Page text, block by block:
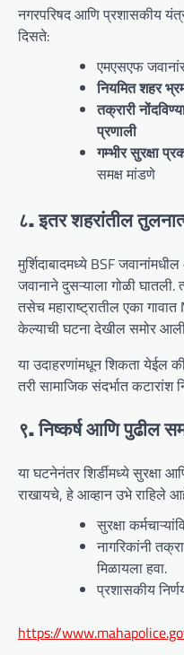
नगरपरिषद आणि प्रशासकीय
दिसते:
एमएसएफ
नियमित शहर
तक्रारी
प्रणाली
गम्भीर सुरक्षा
समक्ष मांडणे
८. इतर शहरांतील
मुर्शिदाबादमध्ये BSF
जवानाने दुसऱ्याला गोळी घातली.
तसेच महाराष्ट्रातील एका
केल्याची घटना देखील समोर
या उदाहरणांमधून शिकता येईल
तरी सामाजिक संदर्भात कटारांश
९. निष्कर्ष आणि पुढील
या घटनेनंतर शिर्डीमध्ये सुरक्षा
राखायचे, हे आव्हान उभे राहिले
सुरक्षा
नागरिकांनी
मिळायला हवा.
प्रशासकीय
https://